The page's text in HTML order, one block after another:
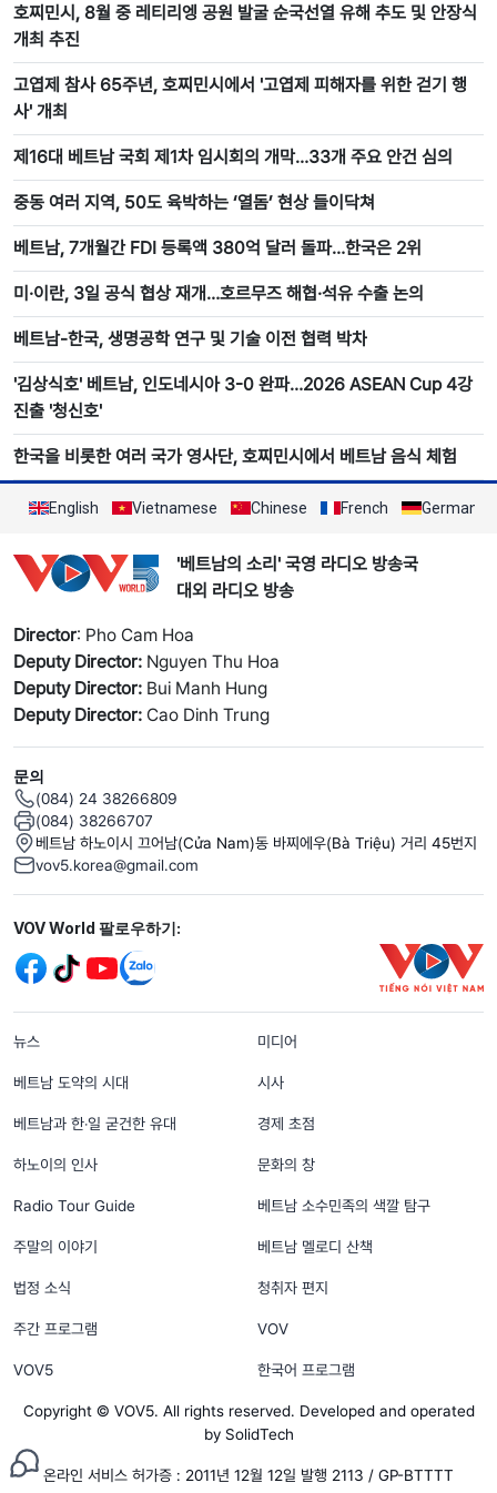
호찌민시, 8월 중 레티리엥 공원 발굴 순국선열 유해 추도 및 안장식
개최 추진
고엽제 참사 65주년, 호찌민시에서 '고엽제 피해자를 위한 걷기 행
사' 개최
제16대 베트남 국회 제1차 임시회의 개막…33개 주요 안건 심의
중동 여러 지역, 50도 육박하는 ‘열돔’ 현상 들이닥쳐
베트남, 7개월간 FDI 등록액 380억 달러 돌파…한국은 2위
미·이란, 3일 공식 협상 재개…호르무즈 해협·석유 수출 논의
베트남-한국, 생명공학 연구 및 기술 이전 협력 박차
'김상식호' 베트남, 인도네시아 3-0 완파…2026 ASEAN Cup 4강
진출 '청신호'
한국을 비롯한 여러 국가 영사단, 호찌민시에서 베트남 음식 체험
English Vietnamese Chinese French German
'베트남의 소리' 국영 라디오 방송국
대외 라디오 방송
Director: Pho Cam Hoa
Deputy Director: Nguyen Thu Hoa
Deputy Director: Bui Manh Hung
Deputy Director: Cao Dinh Trung
문의
(084) 24 38266809
(084) 38266707
베트남 하노이시 끄어남(Cửa Nam)동 바찌에우(Bà Triệu) 거리 45번지
vov5.korea@gmail.com
Mạng xã hội
VOV World 팔로우하기:
menu footer tiếng Hàn
뉴스 미디어
베트남 도약의 시대 시사
베트남과 한‧일 굳건한 유대 경제 초점
하노이의 인사 문화의 창
Radio Tour Guide 베트남 소수민족의 색깔 탐구
주말의 이야기 베트남 멜로디 산책
법정 소식 청취자 편지
주간 프로그램 VOV
VOV5 한국어 프로그램
Copyright © VOV5. All rights reserved. Developed and operated
by SolidTech
온라인 서비스 허가증 : 2011년 12월 12일 발행 2113 / GP-BTTTT